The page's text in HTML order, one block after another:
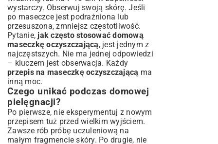
wystarczy. Obserwuj swoją skórę. Jeśli
po maseczce jest podrażniona lub
przesuszona, zmniejsz częstotliwość.
Pytanie, jak często stosować domową
maseczkę oczyszczającą, jest jednym z
najczęstszych. Nie ma jednej odpowiedzi
– kluczem jest obserwacja. Każdy
przepis na maseczkę oczyszczającą ma
inną moc.
Czego unikać podczas domowej
pielęgnacji?
Po pierwsze, nie eksperymentuj z nowym
przepisem tuż przed wielkim wyjściem.
Zawsze rób próbę uczuleniową na
małym fragmencie skóry. Po drugie, nie